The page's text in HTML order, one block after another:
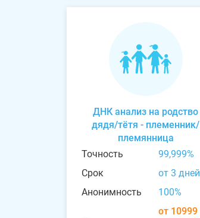
ДНК анализ на родство
дядя/тётя - племенник/
племянница
Точность
99,999%
Срок
от 3 дней
Анонимность
100%
от 10999